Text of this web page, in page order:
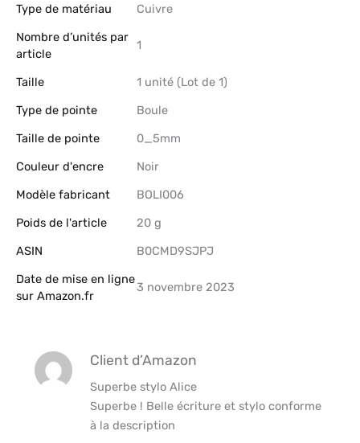
Type de matériau
‎Cuivre
Nombre d’unités par
article
‎1
Taille
‎1 unité (Lot de 1)
Type de pointe
‎Boule
Taille de pointe
‎0_5mm
Couleur d'encre
‎Noir
Modèle fabricant
‎BOLI006
Poids de l'article
‎20 g
ASIN
B0CMD9SJPJ
Date de mise en ligne
sur Amazon.fr
3 novembre 2023
Client d’Amazon
Superbe stylo Alice
Superbe ! Belle écriture et stylo conforme
à la description